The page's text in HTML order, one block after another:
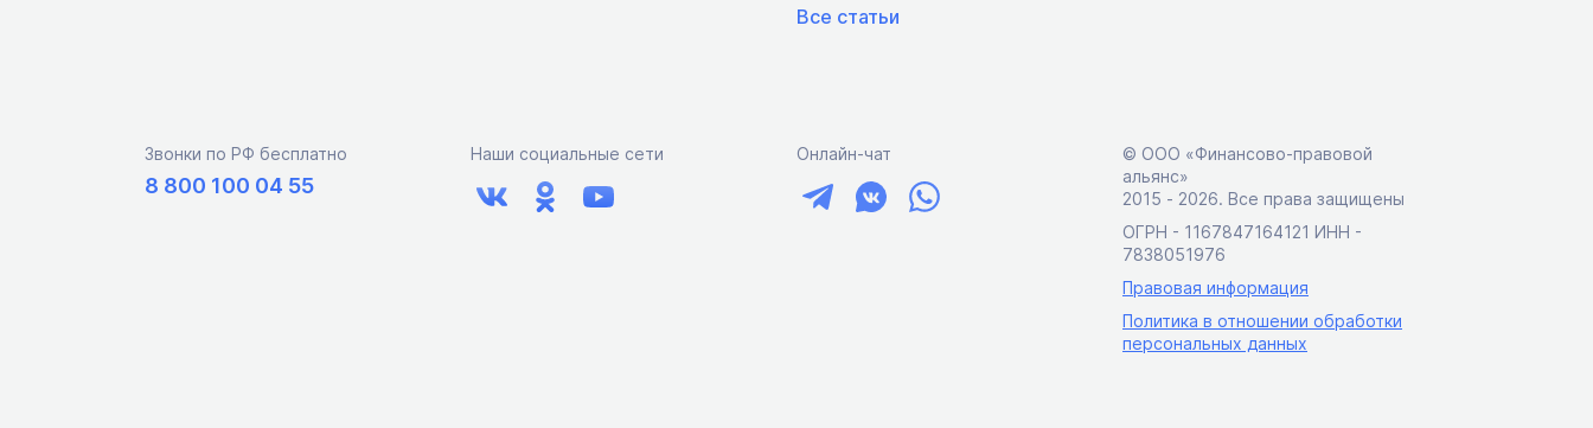
Все статьи
Звонки по РФ бесплатно
8 800 100 04 55
Наши социальные сети Онлайн-чат
© ООО «Финансово-правовой
альянс»
2015 ‑ 2026. Все права защищены
ОГРН - 1167847164121 ИНН -
7838051976
Правовая информация
Политика в отношении обработки
персональных данных